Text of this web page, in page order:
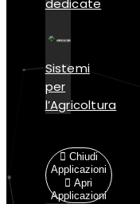
dedicate
Sistemi
per
l’Agricoltura
Chiudi
Applicazioni
Apri
Applicazioni